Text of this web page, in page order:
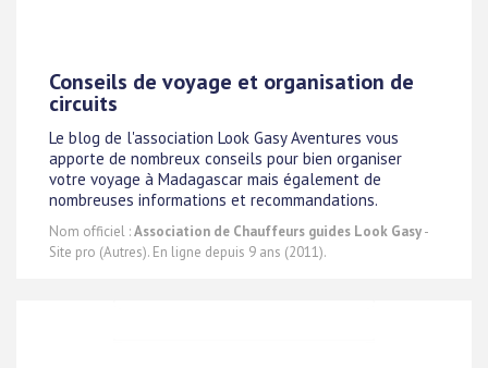
Conseils de voyage et organisation de
circuits
Le blog de l'association Look Gasy Aventures vous
apporte de nombreux conseils pour bien organiser
votre voyage à Madagascar mais également de
nombreuses informations et recommandations.
Nom officiel :Association de Chauffeurs guides Look Gasy-
Site pro (Autres). En ligne depuis 9 ans (2011).